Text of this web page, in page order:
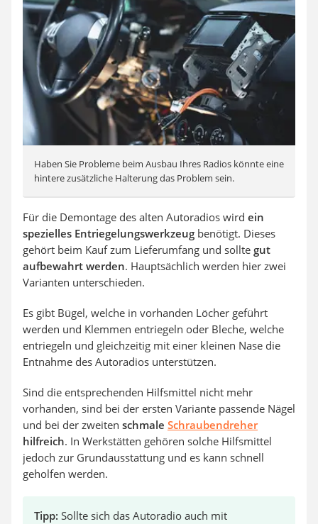
Haben Sie Probleme beim Ausbau Ihres Radios könnte eine
hintere zusätzliche Halterung das Problem sein.
Für die Demontage des alten Autoradios wird ein
spezielles Entriegelungswerkzeug benötigt. Dieses
gehört beim Kauf zum Lieferumfang und sollte gut
aufbewahrt werden. Hauptsächlich werden hier zwei
Varianten unterschieden.
Es gibt Bügel, welche in vorhanden Löcher geführt
werden und Klemmen entriegeln oder Bleche, welche
entriegeln und gleichzeitig mit einer kleinen Nase die
Entnahme des Autoradios unterstützen.
Sind die entsprechenden Hilfsmittel nicht mehr
vorhanden, sind bei der ersten Variante passende Nägel
und bei der zweiten schmale Schraubendreher
hilfreich. In Werkstätten gehören solche Hilfsmittel
jedoch zur Grundausstattung und es kann schnell
geholfen werden.
Tipp: Sollte sich das Autoradio auch mit